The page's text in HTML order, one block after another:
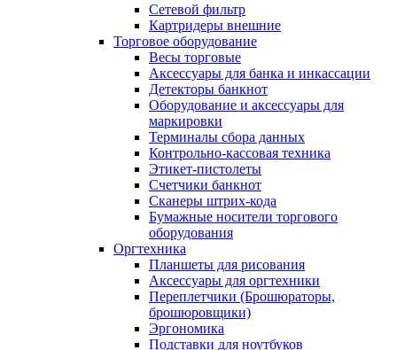
Сетевой фильтр
Картридеры внешние
Торговое оборудование
Весы торговые
Аксессуары для банка и инкассации
Детекторы банкнот
Оборудование и аксессуары для
маркировки
Терминалы сбора данных
Контрольно-кассовая техника
Этикет-пистолеты
Счетчики банкнот
Сканеры штрих-кода
Бумажные носители торгового
оборудования
Оргтехника
Планшеты для рисования
Аксессуары для оргтехники
Переплетчики (Брошюраторы,
брошюровщики)
Эргономика
Подставки для ноутбуков